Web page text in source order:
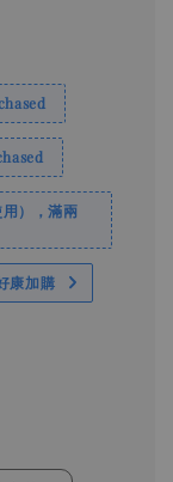
），滿兩
康加購